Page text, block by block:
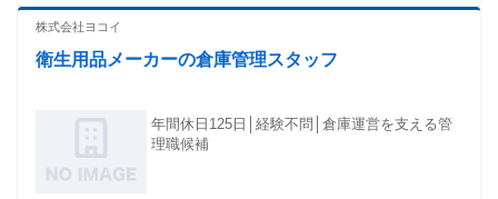
株式会社ヨコイ
衛生用品メーカーの倉庫管理スタッフ
年間休日125日│経験不問│倉庫運営を支える管
理職候補